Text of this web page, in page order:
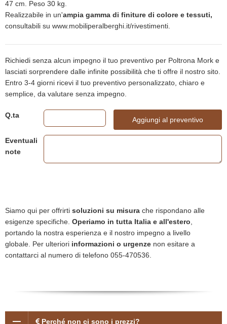
47 cm. Peso 30 kg.
Realizzabile in un'ampia gamma di finiture di colore e tessuti,
consultabili su www.mobiliperalberghi.it/rivestimenti.
Richiedi senza alcun impegno il tuo preventivo per Poltrona Mork e
lasciati sorprendere dalle infinite possibilità che ti offre il nostro sito.
Entro 3-4 giorni ricevi il tuo preventivo personalizzato, chiaro e
semplice, da valutare senza impegno.
Q.ta
Aggiungi al preventivo
Eventuali
note
Siamo qui per offrirti soluzioni su misura che rispondano alle
esigenze specifiche. Operiamo in tutta Italia e all'estero,
portando la nostra esperienza e il nostro impegno a livello
globale. Per ulteriori informazioni o urgenze non esitare a
contattarci al numero di telefono 055-470536.
Perché non ci sono i prezzi?